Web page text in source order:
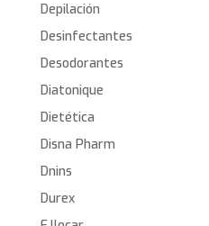
Depilación
Desinfectantes
Desodorantes
Diatonique
Dietética
Disna Pharm
Dnins
Durex